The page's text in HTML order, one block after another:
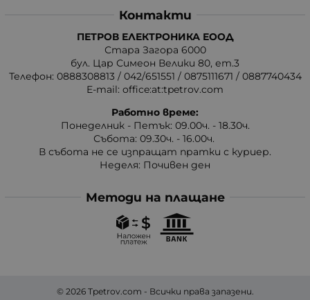
Контакти
ПЕТРОВ ЕЛЕКТРОНИКА ЕООД
Стара Загора 6000
бул. Цар Симеон Велики 80, ет.3
Телефон: 0888308813 / 042/651551 / 0875111671 / 0887740434
E-mail: office:at:tpetrov.com
Работно време:
Понеделник - Петък: 09.00ч. - 18.30ч.
Събота: 09.30ч. - 16.00ч.
В събота не се изпращат пратки с куриер.
Неделя: Почивен ден
Методи на плащане
© 2026 Tpetrov.com - Всички права запазени.